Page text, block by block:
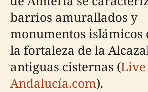
barrios amurallados y
monumentos islámicos
la fortaleza de la
antiguas cisternas (
Andalucía.com).